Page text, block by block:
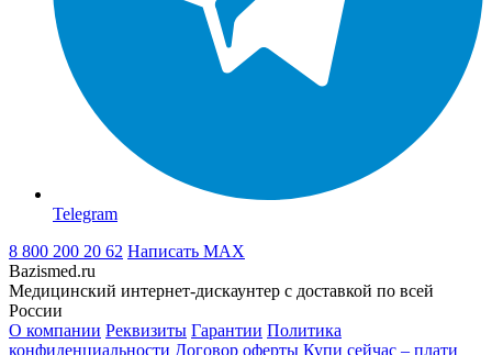
Telegram
8 800 200 20 62 Написать MAX
Bazismed.ru
Медицинский интернет-дискаунтер с доставкой по всей
России
О компании Реквизиты Гарантии Политика
конфиденциальности Договор оферты Купи сейчас – плати